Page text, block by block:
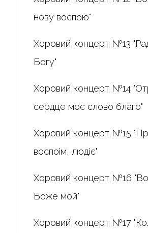
нову воспою"
Хоровий концерт №13
Богу"
Хоровий концерт №14
сердце моє слово благо"
Хоровий концерт №15
воспоім, людіє"
Хоровий концерт №16
Боже мой"
Хоровий концерт №17